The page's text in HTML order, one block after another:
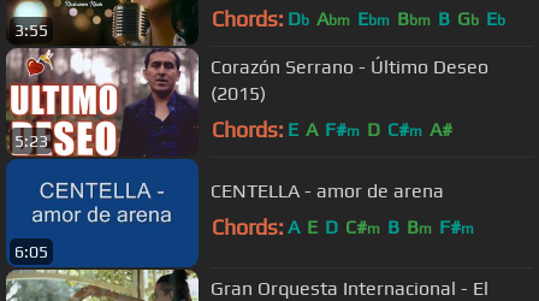
3:55 Chords: Db Abm Ebm Bbm B Gb Eb
5:23
Corazón Serrano - Último Deseo
(2015)
Chords: E A F#m D C#m A#
6:05
CENTELLA - amor de arena
Chords: A E D C#m B Bm F#m
Gran Orquesta Internacional - El